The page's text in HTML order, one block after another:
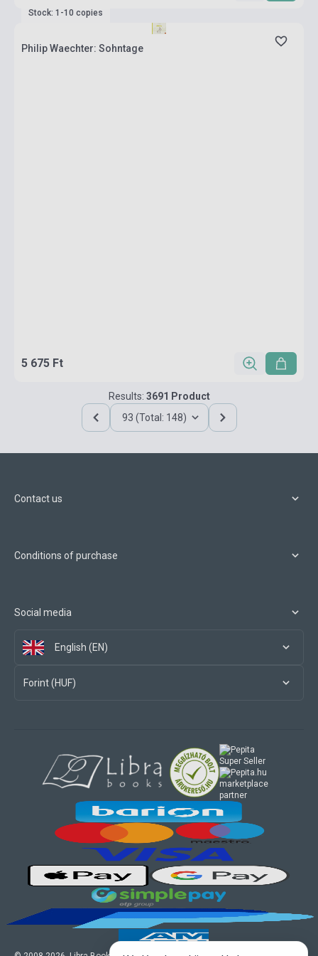
Stock: 1-10 copies
Philip Waechter: Sohntage
5 675 Ft
Results: 3691 Product
93 (Total: 148)
Contact us
Conditions of purchase
Social media
English (EN)
Forint (HUF)
marketplace
partner